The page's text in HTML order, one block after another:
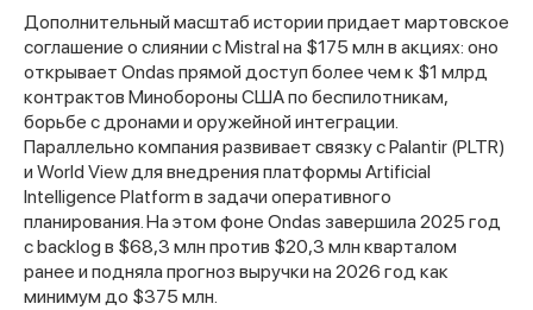
Дополнительный масштаб истории придает мартовское
соглашение о слиянии с Mistral на $175 млн в акциях: оно
открывает Ondas прямой доступ более чем к $1 млрд
контрактов Минобороны США по беспилотникам,
борьбе с дронами и оружейной интеграции.
Параллельно компания развивает связку с Palantir (PLTR)
и World View для внедрения платформы Artificial
Intelligence Platform в задачи оперативного
планирования. На этом фоне Ondas завершила 2025 год
с backlog в $68,3 млн против $20,3 млн кварталом
ранее и подняла прогноз выручки на 2026 год как
минимум до $375 млн.Спасибо за заявку